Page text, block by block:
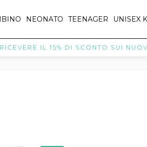
NEONATO TEENAGER UNISEX
IL 15% DI SCONTO SUI